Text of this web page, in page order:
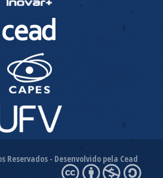
Reservados - Desenvolvido pela Cead